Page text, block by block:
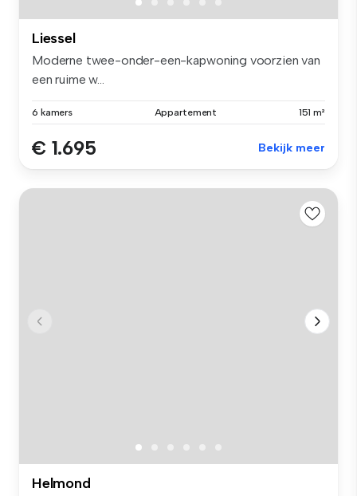
Liessel
Moderne twee-onder-een-kapwoning voorzien van
een ruime w...
6 kamers Appartement 151 m²
€ 1.695 Bekijk meer
Helmond